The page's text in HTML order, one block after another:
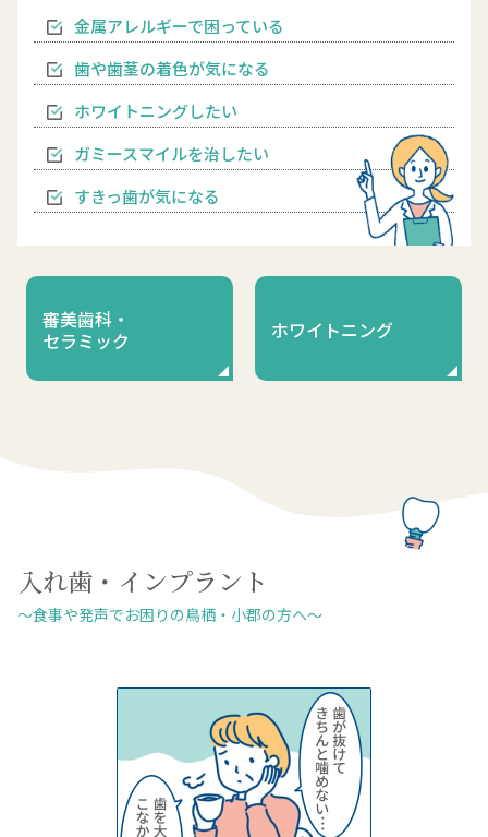
金属アレルギーで困っている
歯や歯茎の着色が気になる
ホワイトニングしたい
ガミースマイルを治したい
すきっ歯が気になる
審美歯科・
セラミック
ホワイトニング
入れ歯・インプラント
～食事や発声でお困りの鳥栖・小郡の方へ～